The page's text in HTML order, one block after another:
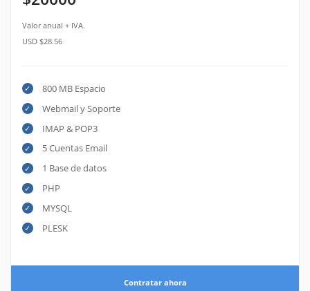
Valor anual + IVA.
USD $28.56
800 MB Espacio
Webmail y Soporte
IMAP & POP3
5 Cuentas Email
1 Base de datos
PHP
MYSQL
PLESK
Contratar ahora